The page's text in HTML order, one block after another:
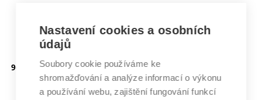
Školitel: Zendulka Jaroslav, doc. Ing., CSc.
Programování víceprocesorových systémů
podrobný popis
Nastavení cookies a osobních
údajů
Soubory cookie používáme ke
shromažďování a analýze informací o výkonu
a používání webu, zajištění fungování funkcí